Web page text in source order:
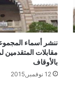
ننشر أسماء
مقابلات المتقدمين
بالأوقاف
12 نوفمبر,2015